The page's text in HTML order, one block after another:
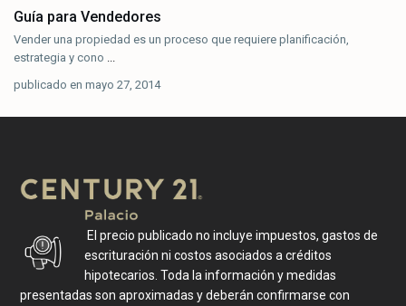
Guía para Vendedores
Vender una propiedad es un proceso que requiere planificación,
estrategia y cono ...
publicado en mayo 27, 2014
El precio publicado no incluye impuestos, gastos de
escrituración ni costos asociados a créditos
hipotecarios. Toda la información y medidas
presentadas son aproximadas y deberán confirmarse con